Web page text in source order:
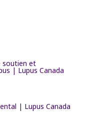
soutien et
| Lupus Canada
| Lupus Canada